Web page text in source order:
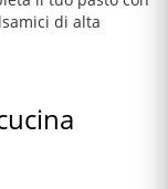
di alta